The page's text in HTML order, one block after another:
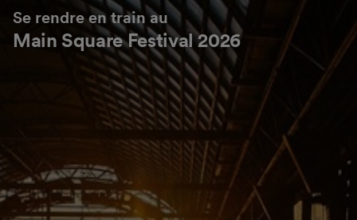
Se rendre en train au
Main Square Festival 2026